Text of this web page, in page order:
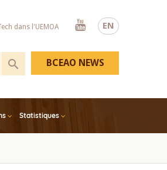
EN
dans l'UEMOA
Youtube
Statistiques
BCEAO NEWS